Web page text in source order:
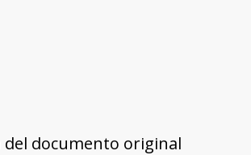
del documento original